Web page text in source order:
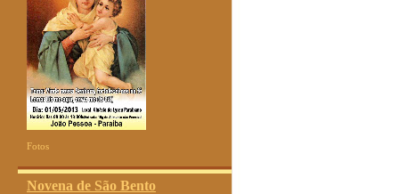
Fotos
Novena de São Bento